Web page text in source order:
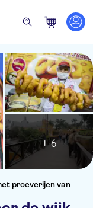
proeverijen van
+ 6